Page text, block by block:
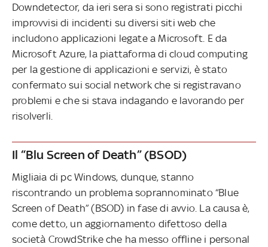
Downdetector, da ieri sera si sono registrati picchi
improvvisi di incidenti su diversi siti web che
includono applicazioni legate a Microsoft. E da
Microsoft Azure, la piattaforma di cloud computing
per la gestione di applicazioni e servizi, è stato
confermato sui social network che si registravano
problemi e che si stava indagando e lavorando per
risolverli.
Il “Blu Screen of Death” (BSOD)
Migliaia di pc Windows, dunque, stanno
riscontrando un problema soprannominato “Blue
Screen of Death” (BSOD) in fase di avvio. La causa è,
come detto, un aggiornamento difettoso della
società CrowdStrike che ha messo offline i personal